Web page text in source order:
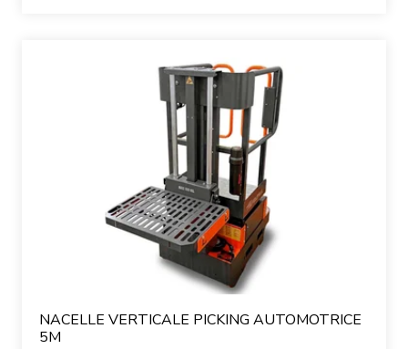
NACELLE VERTICALE PICKING AUTOMOTRICE
5M